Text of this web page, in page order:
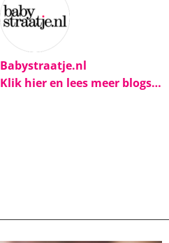
Babystraatje.nl
Klik hier en lees meer blogs…